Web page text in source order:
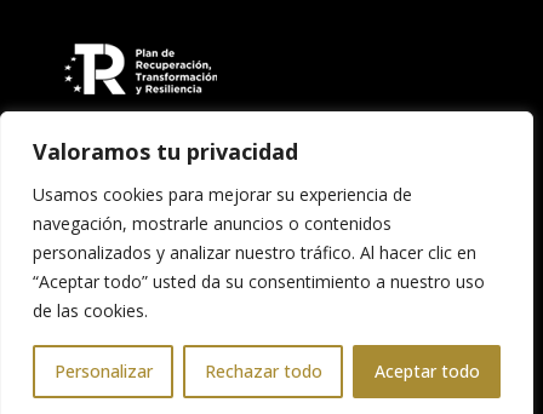
Valoramos tu privacidad
Usamos cookies para mejorar su experiencia de
navegación, mostrarle anuncios o contenidos
personalizados y analizar nuestro tráfico. Al hacer clic en
“Aceptar todo” usted da su consentimiento a nuestro uso
de las cookies.
Personalizar Rechazar todo Aceptar todo
Copyright © 2026 Asociación Banda de Música